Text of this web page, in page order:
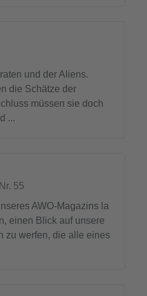
und der Aliens.
die Schätze der
müssen sie doch
...
55
AWO-Magazins la
einen Blick auf unsere
zu werfen, die alle eines